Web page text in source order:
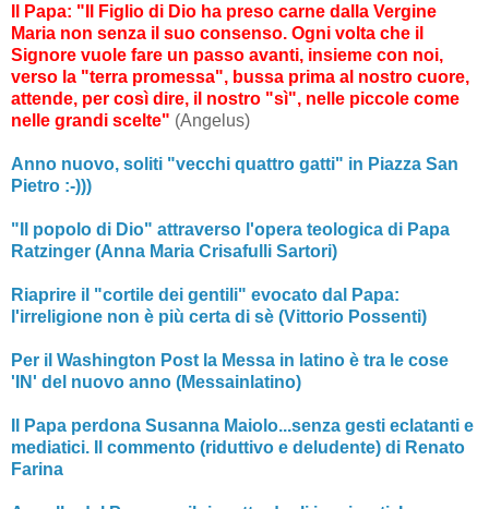
Il Papa: "Il Figlio di Dio ha preso carne dalla Vergine
Maria non senza il suo consenso. Ogni volta che il
Signore vuole fare un passo avanti, insieme con noi,
verso la "terra promessa", bussa prima al nostro cuore,
attende, per così dire, il nostro "sì", nelle piccole come
nelle grandi scelte" (Angelus)
Anno nuovo, soliti "vecchi quattro gatti" in Piazza San
Pietro :-)))
"Il popolo di Dio" attraverso l'opera teologica di Papa
Ratzinger (Anna Maria Crisafulli Sartori)
Riaprire il "cortile dei gentili" evocato dal Papa:
l'irreligione non è più certa di sè (Vittorio Possenti)
Per il Washington Post la Messa in latino è tra le cose
'IN' del nuovo anno (Messainlatino)
Il Papa perdona Susanna Maiolo...senza gesti eclatanti e
mediatici. Il commento (riduttivo e deludente) di Renato
Farina